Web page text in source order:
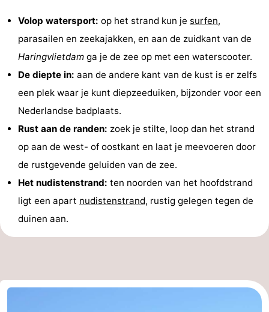
adressen
Reisboekenwinkel
Regio
Holland
Duin
Katwijk
-
Volop watersport: op het strand kun je surfen,
parasailen en zeekajakken, en aan de zuidkant van de
Haringvlietdam ga je de zee op met een waterscooter.
De diepte in: aan de andere kant van de kust is er zelfs
een plek waar je kunt diepzeeduiken, bijzonder voor een
Nederlandse badplaats.
Rust aan de randen: zoek je stilte, loop dan het strand
op aan de west- of oostkant en laat je meevoeren door
de rustgevende geluiden van de zee.
Het nudistenstrand: ten noorden van het hoofdstrand
ligt een apart nudistenstrand, rustig gelegen tegen de
duinen aan.